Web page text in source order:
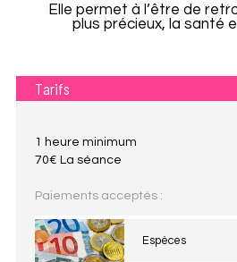
Elle permet à l’être de
plus précieux, la santé
Tarifs
1 heure minimum
70€ La séance
Paiements acceptés :
Espèces